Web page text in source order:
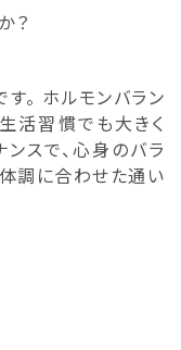
？
。 ホルモンバラン
活習慣でも大きく
スで、心身のバラ
調に合わせた通い